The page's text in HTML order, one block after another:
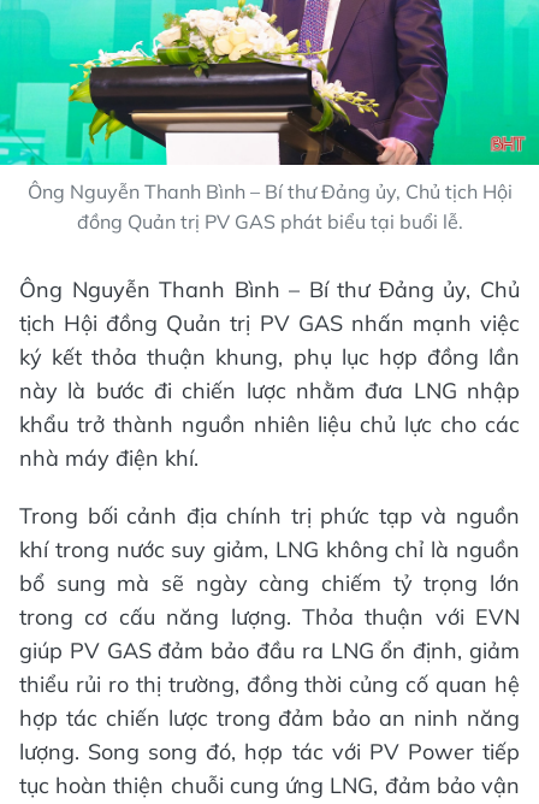
Ông Nguyễn Thanh Bình – Bí thư Đảng ủy, Chủ tịch Hội
đồng Quản trị PV GAS phát biểu tại buổi lễ.
Ông Nguyễn Thanh Bình – Bí thư Đảng ủy, Chủ
tịch Hội đồng Quản trị PV GAS nhấn mạnh việc
ký kết thỏa thuận khung, phụ lục hợp đồng lần
này là bước đi chiến lược nhằm đưa LNG nhập
khẩu trở thành nguồn nhiên liệu chủ lực cho các
nhà máy điện khí.
Trong bối cảnh địa chính trị phức tạp và nguồn
khí trong nước suy giảm, LNG không chỉ là nguồn
bổ sung mà sẽ ngày càng chiếm tỷ trọng lớn
trong cơ cấu năng lượng. Thỏa thuận với EVN
giúp PV GAS đảm bảo đầu ra LNG ổn định, giảm
thiểu rủi ro thị trường, đồng thời củng cố quan hệ
hợp tác chiến lược trong đảm bảo an ninh năng
lượng. Song song đó, hợp tác với PV Power tiếp
tục hoàn thiện chuỗi cung ứng LNG, đảm bảo vận